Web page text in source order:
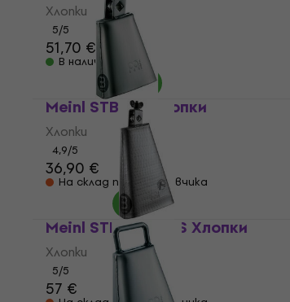
Хлопки
5/5
51,70 €
В наличност
Meinl STB45L Хлопки
Хлопки
4,9/5
36,90 €
На склад при доставчика
Meinl STB80BHH-S Хлопки
Хлопки
5/5
57 €